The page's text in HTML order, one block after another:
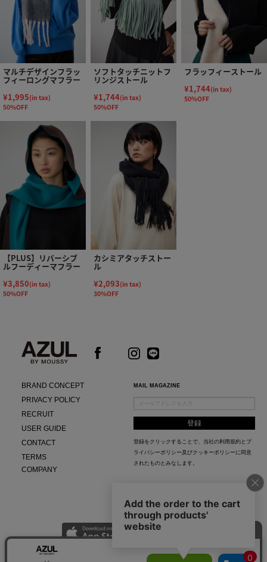
マルチデザインフラッ
フィーロングマフラー
¥1,995(in tax)
50%OFF
ソフトタッチニットフ
リンジストール
¥1,744(in tax)
50%OFF
フラッフィーストール
¥1,744(in tax)
50%OFF
【PLUS】リバーシブ
ルフーディーマフラー
¥3,850(in tax)
50%OFF
カシミアタッチストー
ル
¥2,093(in tax)
30%OFF
BRAND CONCEPT
PRIVACY POLICY
RECRUIT
USER GUIDE
CONTACT
TERMS
COMPANY
MAIL MAGAZINE
登録をクリックすることで、当社の利用規約と プ
ライバシーポリシー及びクッキーポリシー に同意
されたものとみなします。
AZUL APP